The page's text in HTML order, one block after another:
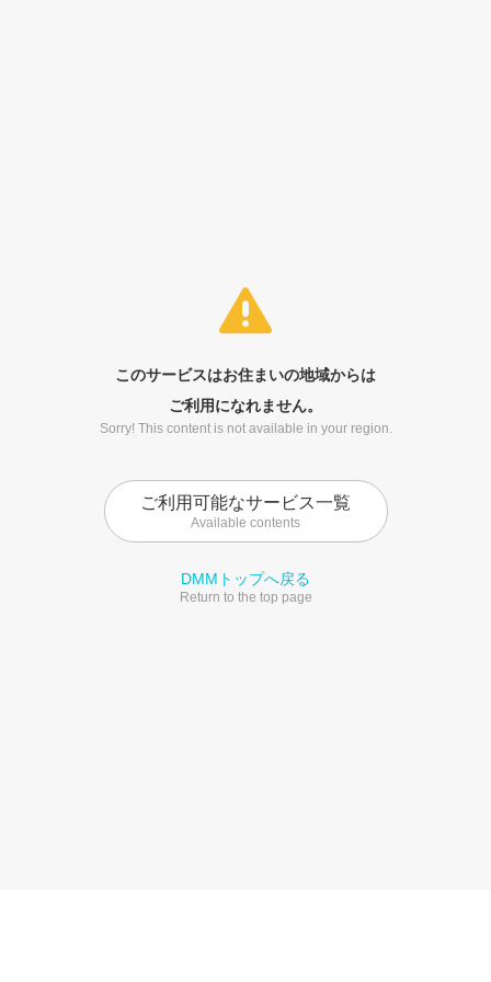
このサービスはお住まいの地域からは
ご利用になれません。
Sorry! This content is not available in your region.
ご利用可能なサービス一覧
Available contents
DMMトップへ戻る
Return to the top page